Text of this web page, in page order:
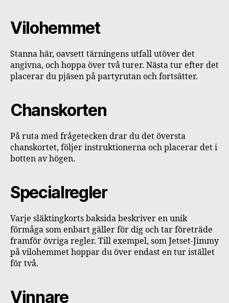
Vilohemmet
Stanna här, oavsett tärningens utfall utöver det
angivna, och hoppa över två turer. Nästa tur efter det
placerar du pjäsen på partyrutan och fortsätter.
Chanskorten
På ruta med frågetecken drar du det översta
chanskortet, följer instruktionerna och placerar det i
botten av högen.
Specialregler
Varje släktingkorts baksida beskriver en unik
förmåga som enbart gäller för dig och tar företräde
framför övriga regler. Till exempel, som Jetset-Jimmy
på vilohemmet hoppar du över endast en tur istället
för två.
Vinnare